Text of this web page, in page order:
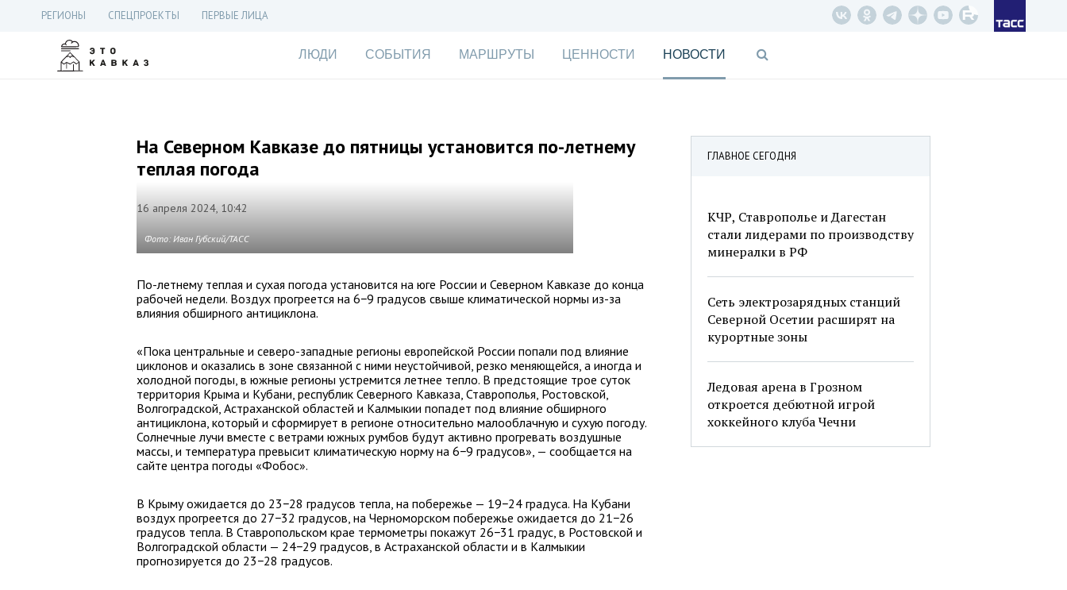
РЕГИОНЫ СПЕЦПРОЕКТЫ ПЕРВЫЕ ЛИЦА
ЛЮДИ СОБЫТИЯ МАРШРУТЫ ЦЕННОСТИ НОВОСТИ
ГЛАВНОЕ СЕГОДНЯ
КЧР, Ставрополье и Дагестан
стали лидерами по производству
минералки в РФ
Сеть электрозарядных станций
Северной Осетии расширят на
курортные зоны
Ледовая арена в Грозном
откроется дебютной игрой
хоккейного клуба Чечни
На Северном Кавказе до пятницы установится по-летнему
теплая погода
16 апреля 2024, 10:42
Фото: Иван Губский/ТАСС
По-летнему теплая и сухая погода установится на юге России и Северном Кавказе до конца
рабочей недели. Воздух прогреется на 6−9 градусов свыше климатической нормы из-за
влияния обширного антициклона.
«Пока центральные и северо-западные регионы европейской России попали под влияние
циклонов и оказались в зоне связанной с ними неустойчивой, резко меняющейся, а иногда и
холодной погоды, в южные регионы устремится летнее тепло. В предстоящие трое суток
территория Крыма и Кубани, республик Северного Кавказа, Ставрополья, Ростовской,
Волгоградской, Астраханской областей и Калмыкии попадет под влияние обширного
антициклона, который и сформирует в регионе относительно малооблачную и сухую погоду.
Солнечные лучи вместе с ветрами южных румбов будут активно прогревать воздушные
массы, и температура превысит климатическую норму на 6−9 градусов», — сообщается на
сайте центра погоды «Фобос».
В Крыму ожидается до 23−28 градусов тепла, на побережье — 19−24 градуса. На Кубани
воздух прогреется до 27−32 градусов, на Черноморском побережье ожидается до 21−26
градусов тепла. В Ставропольском крае термометры покажут 26−31 градус, в Ростовской и
Волгоградской области — 24−29 градусов, в Астраханской области и в Калмыкии
прогнозируется до 23−28 градусов.